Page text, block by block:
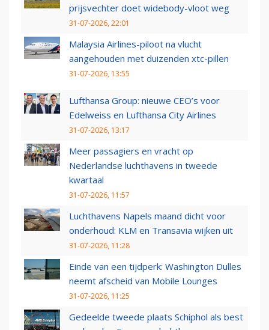
prijsvechter doet widebody-vloot weg
31-07-2026, 22:01
Malaysia Airlines-piloot na vlucht
aangehouden met duizenden xtc-pillen
31-07-2026, 13:55
Lufthansa Group: nieuwe CEO’s voor
Edelweiss en Lufthansa City Airlines
31-07-2026, 13:17
Meer passagiers en vracht op
Nederlandse luchthavens in tweede
kwartaal
31-07-2026, 11:57
Luchthavens Napels maand dicht voor
onderhoud: KLM en Transavia wijken uit
31-07-2026, 11:28
Einde van een tijdperk: Washington Dulles
neemt afscheid van Mobile Lounges
31-07-2026, 11:25
Gedeelde tweede plaats Schiphol als best